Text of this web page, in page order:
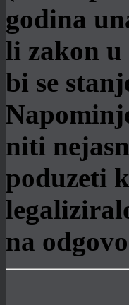
godina
li zakon u
bi se
niti
poduzeti
na